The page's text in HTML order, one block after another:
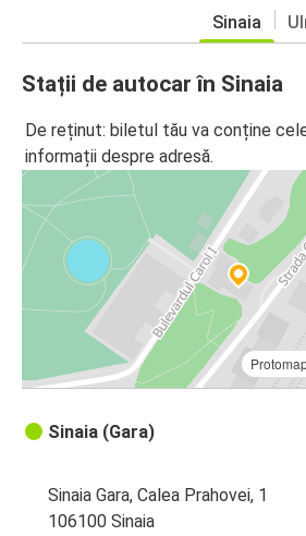
Sinaia
Stații de autocar în Sinaia
De reținut: biletul tău va conține
informații despre adresă.
Sinaia (Gara)
Sinaia Gara, Calea Prahovei, 1
106100 Sinaia